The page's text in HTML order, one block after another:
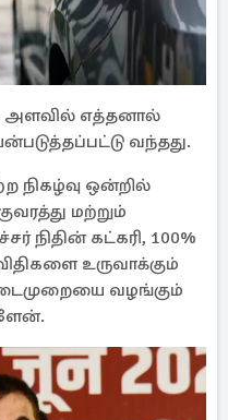
அளவில் எத்தனால்
வந்தது.
நிகழ்வு ஒன்றில்
மற்றும்
நிதின் கட்கரி, 100%
உருவாக்கும்
வழங்கும்